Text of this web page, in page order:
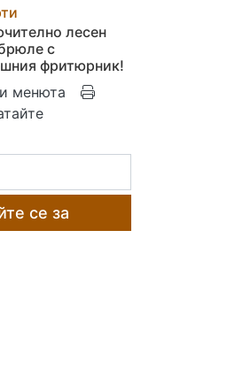
лесен
с
фритюрник!
менюта
се за